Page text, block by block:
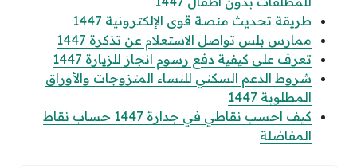
طريقة تحديث منصة قوى الإلكترونية 1447
ممارس بلس تواصل الاستعلام عن تذكرة 1447
تعرف على كيفية دفع رسوم انجاز للزيارة 1447
شروط الدعم السكني للنساء المتزوجات والأوراق
المطلوبة 1447
كيف احسب نقاطي في جدارة 1447 حساب نقاط
المفاضلة